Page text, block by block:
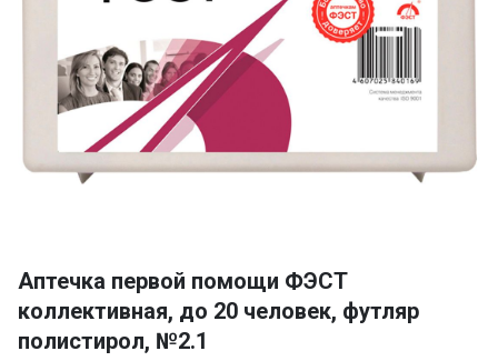
of
1
Аптечка первой помощи ФЭСТ
коллективная, до 20 человек, футляр
полистирол, №2.1